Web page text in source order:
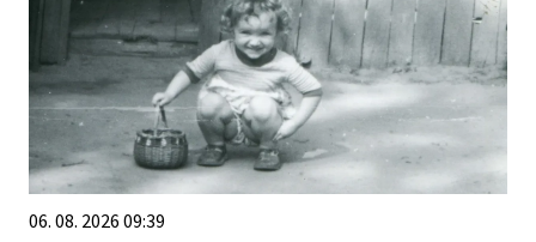
06. 08. 2026 09:39